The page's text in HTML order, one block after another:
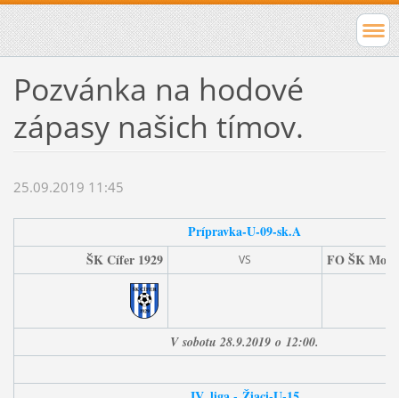
Pozvánka na hodové
zápasy našich tímov.
25.09.2019 11:45
Prípravka-U-09-sk.A
ŠK Cífer 1929
VS FO ŠK
Vsobotu 28.9.2019 o 12:00.